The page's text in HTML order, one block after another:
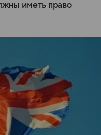
иметь право